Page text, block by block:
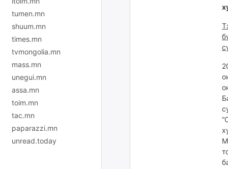
tumen.mn
shuum.mn
times.mn
tvmongolia.mn
mass.mn
unegui.mn
assa.mn
toim.mn
tac.mn
paparazzi.mn
unread.today